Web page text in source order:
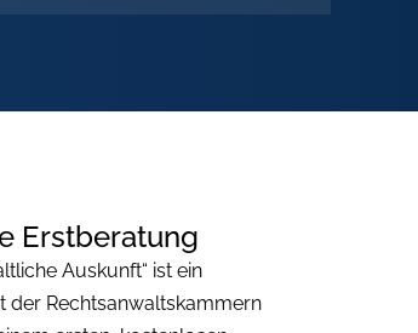
Erstberatung
Auskunft“ ist ein
der Rechtsanwaltskammern